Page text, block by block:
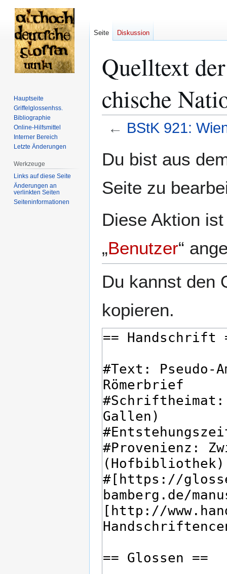
Quelltext
chi­sche
← BStK 921:
Navigation
Suche
Du bist aus
Seite zu
Diese Aktion
„Benutzer“
Du kannst den
kopieren.
Seite Diskussion
Hauptseite
Griffelglossenhss.
Bibliographie
Online-Hilfsmittel
Interner Bereich
Letzte Änderungen
Werkzeuge
Links auf diese Seite
Änderungen an
verlinkten Seiten
Seiten­­informationen